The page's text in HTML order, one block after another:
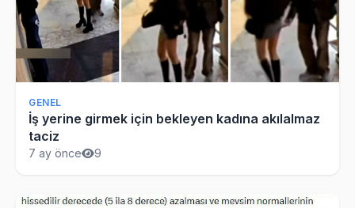
GENEL
İş yerine girmek için bekleyen kadına akılalmaz
taciz
7 ay önce 9